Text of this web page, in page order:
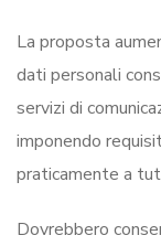
La proposta
dati personali
servizi di
imponendo
praticamente a
Dovrebbero